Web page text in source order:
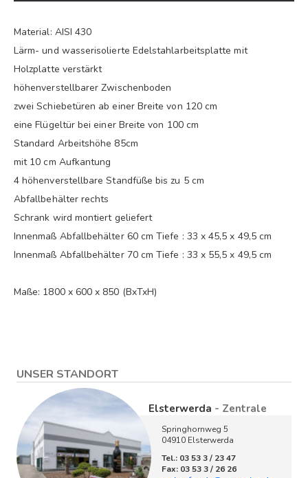
Material: AISI 430
Lärm- und wasserisolierte Edelstahlarbeitsplatte mit
Holzplatte verstärkt
höhenverstellbarer Zwischenboden
zwei Schiebetüren ab einer Breite von 120 cm
eine Flügeltür bei einer Breite von 100 cm
Standard Arbeitshöhe 85cm
mit 10 cm Aufkantung
4 höhenverstellbare Standfüße bis zu 5 cm
Abfallbehälter rechts
Schrank wird montiert geliefert
Innenmaß Abfallbehälter 60 cm Tiefe : 33 x 45,5 x 49,5 cm
Innenmaß Abfallbehälter 70 cm Tiefe : 33 x 55,5 x 49,5 cm
Maße: 1800 x 600 x 850 (BxTxH)
UNSER STANDORT
Elsterwerda - Zentrale
Springhornweg 5
04910 Elsterwerda
Tel.: 03 53 3 / 23 47
Fax: 03 53 3 / 26 26